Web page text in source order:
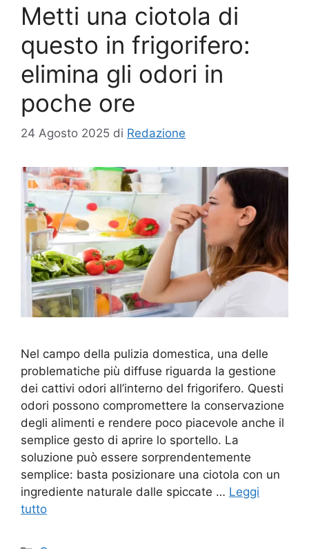
Metti una ciotola di
questo in frigorifero:
elimina gli odori in
poche ore
24 Agosto 2025 di Redazione
Nel campo della pulizia domestica, una delle
problematiche più diffuse riguarda la gestione
dei cattivi odori all’interno del frigorifero. Questi
odori possono compromettere la conservazione
degli alimenti e rendere poco piacevole anche il
semplice gesto di aprire lo sportello. La
soluzione può essere sorprendentemente
semplice: basta posizionare una ciotola con un
ingrediente naturale dalle spiccate … Leggi
tutto